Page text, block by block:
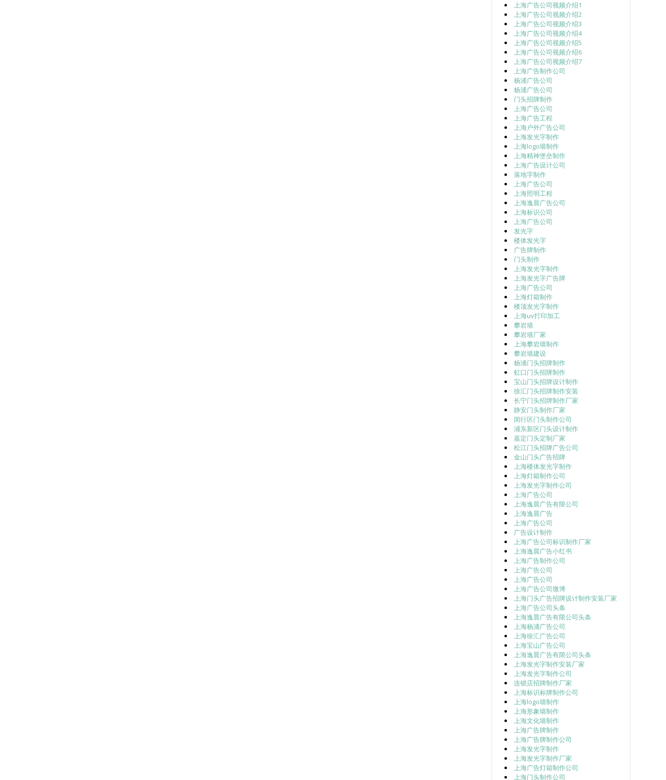
上海广告公司视频介绍1
上海广告公司视频介绍2
上海广告公司视频介绍3
上海广告公司视频介绍4
上海广告公司视频介绍5
上海广告公司视频介绍6
上海广告公司视频介绍7
上海广告制作公司
杨浦广告公司
杨浦广告公司
门头招牌制作
上海广告公司
上海广告工程
上海户外广告公司
上海发光字制作
上海logo墙制作
上海精神堡垒制作
上海广告设计公司
落地字制作
上海广告公司
上海照明工程
上海逸晨广告公司
上海标识公司
上海广告公司
发光字
楼体发光字
广告牌制作
门头制作
上海发光字制作
上海发光字广告牌
上海广告公司
上海灯箱制作
楼顶发光字制作
上海uv打印加工
攀岩墙
攀岩墙厂家
上海攀岩墙制作
攀岩墙建设
杨浦门头招牌制作
虹口门头招牌制作
宝山门头招牌设计制作
徐汇门头招牌制作安装
长宁门头招牌制作厂家
静安门头制作厂家
闵行区门头制作公司
浦东新区门头设计制作
嘉定门头定制厂家
松江门头招牌广告公司
金山门头广告招牌
上海楼体发光字制作
上海灯箱制作公司
上海发光字制作公司
上海广告公司
上海逸晨广告有限公司
上海逸晨广告
上海广告公司
广告设计制作
上海广告公司标识制作厂家
上海逸晨广告小红书
上海广告制作公司
上海广告公司
上海广告公司
上海广告公司微博
上海门头广告招牌设计制作安装厂家
上海广告公司头条
上海逸晨广告有限公司头条
上海杨浦广告公司
上海徐汇广告公司
上海宝山广告公司
上海逸晨广告有限公司头条
上海发光字制作安装厂家
上海发光字制作公司
连锁店招牌制作厂家
上海标识标牌制作公司
上海logo墙制作
上海形象墙制作
上海文化墙制作
上海广告牌制作
上海广告牌制作公司
上海发光字制作
上海发光字制作厂家
上海广告灯箱制作公司
上海门头制作公司